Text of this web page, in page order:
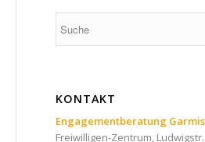
KONTAKT
Engagementberatung
Freiwilligen-Zentrum, Ludwigstr.